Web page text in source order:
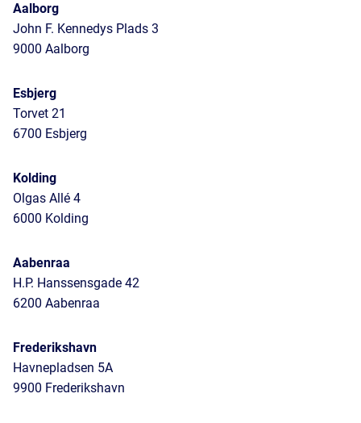
Aalborg
John F. Kennedys Plads 3
9000 Aalborg
Esbjerg
Torvet 21
6700 Esbjerg
Kolding
Olgas Allé 4
6000 Kolding
Aabenraa
H.P. Hanssensgade 42
6200 Aabenraa
Frederikshavn
Havnepladsen 5A
9900 Frederikshavn